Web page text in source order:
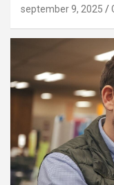
september 9, 2025